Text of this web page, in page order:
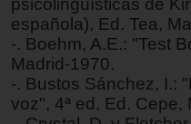
psicolingüísticas de
española), Ed. Tea,
-. Boehm, A.E.: "Test
Madrid-1970.
-. Bustos Sánchez, I.:
voz", 4ª ed. Ed. Cepe,